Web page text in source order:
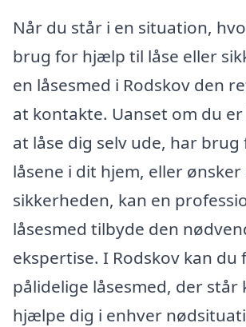
Når du står i en situation,
brug for hjælp til låse eller
en låsesmed i Rodskov den
at kontakte. Uanset om du
at låse dig selv ude, har
låsene i dit hjem, eller
sikkerheden, kan en
låsesmed tilbyde den
ekspertise. I Rodskov kan du
pålidelige låsesmed, der står
hjælpe dig i enhver